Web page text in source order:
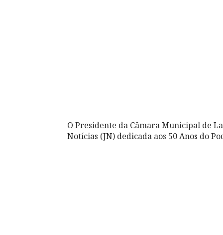
O Presidente da Câmara Municipal de
Notícias (JN) dedicada aos 50 Anos do